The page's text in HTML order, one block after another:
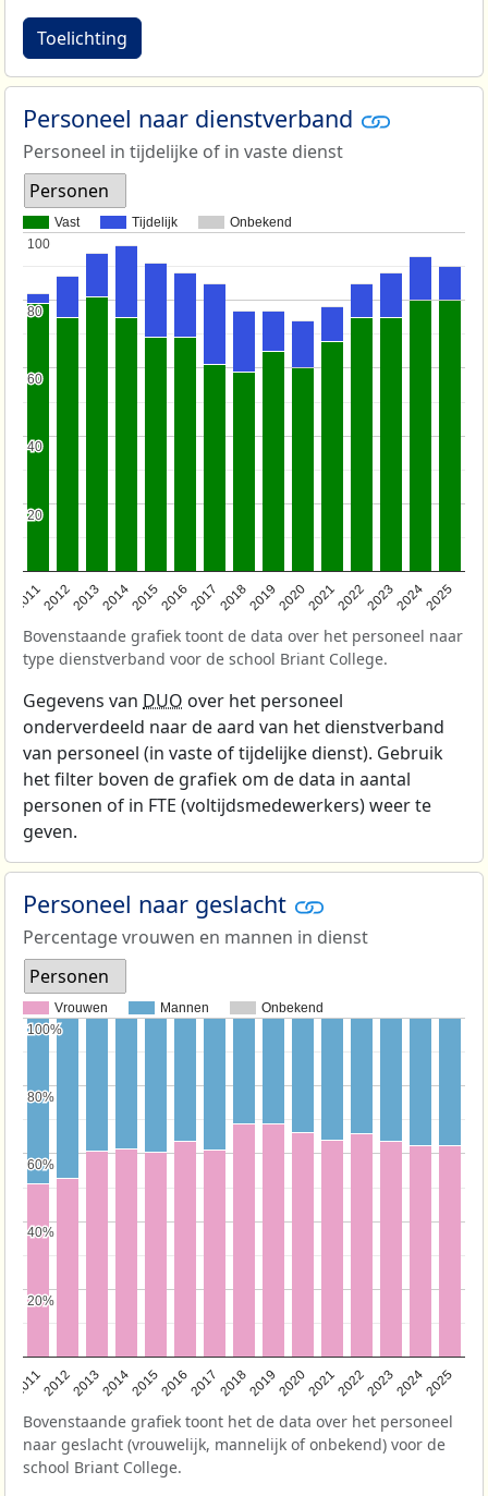
Toelichting
Personeel naar dienstverband
Personeel in tijdelijke of in vaste dienst
Personen
Vast Tijdelijk Onbekend
201120122013201420152016201720182019202020212022202320242025
20
20
40
40
60
60
80
80
100
100
Bovenstaande grafiek toont de data over het personeel naar
type dienstverband voor de school Briant College.
Gegevens van DUO over het personeel
onderverdeeld naar de aard van het dienstverband
van personeel (in vaste of tijdelijke dienst). Gebruik
het filter boven de grafiek om de data in aantal
personen of in FTE (voltijdsmedewerkers) weer te
geven.
Personeel naar geslacht
Percentage vrouwen en mannen in dienst
Personen
Vrouwen Mannen Onbekend
201120122013201420152016201720182019202020212022202320242025
20%
20%
40%
40%
60%
60%
80%
80%
100%
100%
Bovenstaande grafiek toont het de data over het personeel
naar geslacht (vrouwelijk, mannelijk of onbekend) voor de
school Briant College.